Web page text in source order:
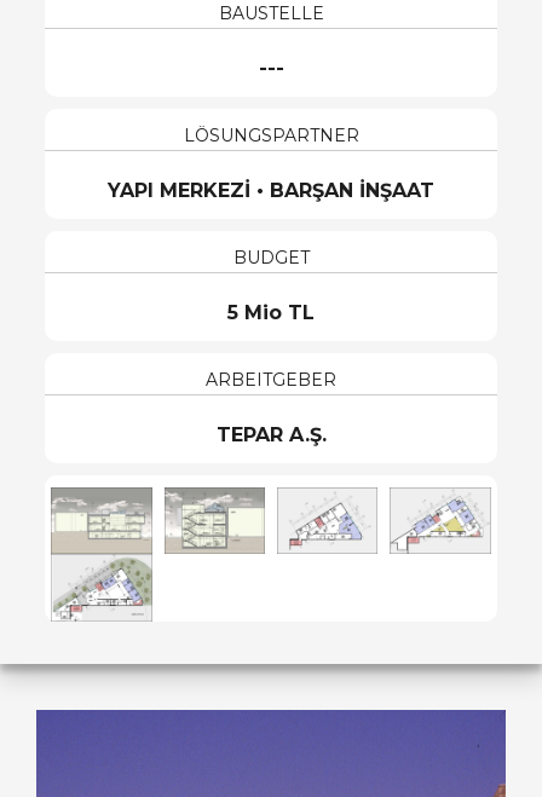
BAUSTELLE
---
LÖSUNGSPARTNER
YAPI MERKEZİ • BARŞAN İNŞAAT
BUDGET
5 Mio TL
ARBEITGEBER
TEPAR A.Ş.